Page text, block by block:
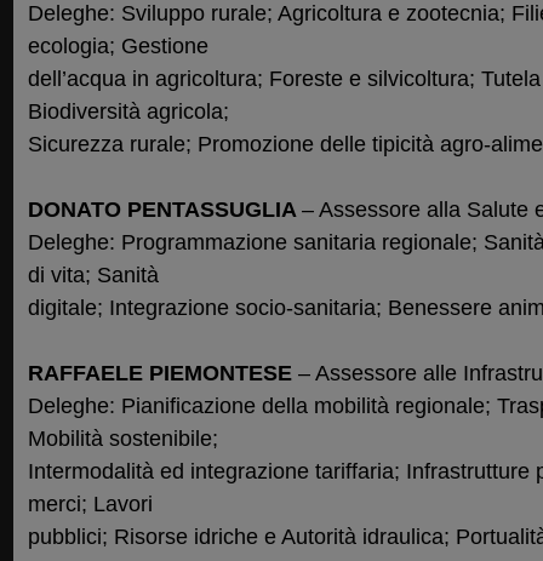
Deleghe: Sviluppo rurale; Agricoltura e zootecnia;
ecologia; Gestione
dell’acqua in agricoltura; Foreste e silvicoltura;
Biodiversità agricola;
Sicurezza rurale; Promozione delle tipicità agro-
DONATO PENTASSUGLIA – Assessore alla Salute
Deleghe: Programmazione sanitaria regionale;
di vita; Sanità
digitale; Integrazione socio-sanitaria; Benessere
RAFFAELE PIEMONTESE – Assessore alle
Deleghe: Pianificazione della mobilità regionale;
Mobilità sostenibile;
Intermodalità ed integrazione tariffaria; Infrastrutture
merci; Lavori
pubblici; Risorse idriche e Autorità idraulica;